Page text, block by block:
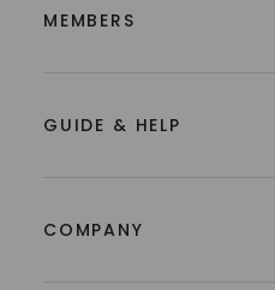
MEMBERS
GUIDE & HELP
COMPANY